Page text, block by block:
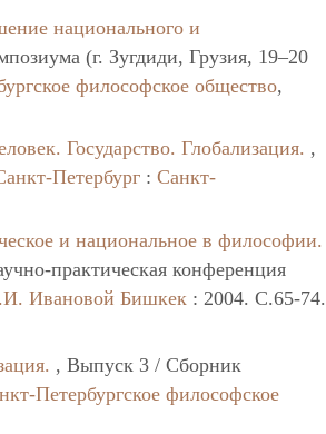
национального и
(г. Зугдиди, Грузия, 19–20
философское общество,
Государство. Глобализация. ,
Петербург :Санкт-
и национальное в философии.
практическая конференция
Ивановой Бишкек : 2004. C.65-74.
, Выпуск 3 / Сборник
Петербургское философское